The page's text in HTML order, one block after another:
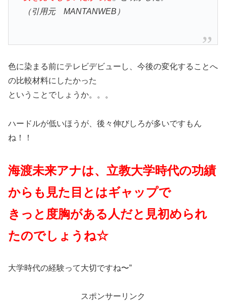
（引用元 MANTANWEB）
色に染まる前にテレビデビューし、今後の変化することへ
の比較材料にしたかった
ということでしょうか。。。
ハードルが低いほうが、後々伸びしろが多いですもん
ね！！
海渡未来アナは、立教大学時代の功績
からも見た目とはギャップで
きっと度胸がある人だと見初められ
たのでしょうね☆
大学時代の経験って大切ですね〜”
スポンサーリンク